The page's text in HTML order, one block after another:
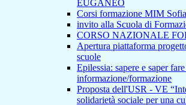
EUGANEO
Corsi formazione MIM Sofia
invito alla Scuola di
CORSO NAZIONALE
Apertura piattaforma
scuole
Epilessia: sapere e saper
informazione/formazione
Proposta dell'USR - VE
solidarietà sociale per una